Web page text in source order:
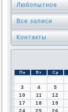
Любопытное
Все записи
Контакты
Пн Вт Ср
3
4 5
10
11 12
17
18 19
24
25 26